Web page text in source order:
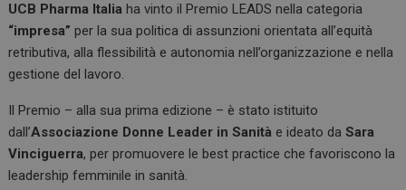
ce
b
o
o
k
ke
dI
n
at
s
p
p
UCB Pharma Italia ha vinto il Premio LEADS nella categoria
“impresa” per la sua politica di assunzioni orientata all’equità
retributiva, alla flessibilità e autonomia nell’organizzazione e nella
gestione del lavoro.
Il Premio – alla sua prima edizione – è stato istituito
dall’Associazione Donne Leader in Sanità e ideato daSara
Vinciguerra, per promuovere le best practice che favoriscono la
leadership femminile in sanità.